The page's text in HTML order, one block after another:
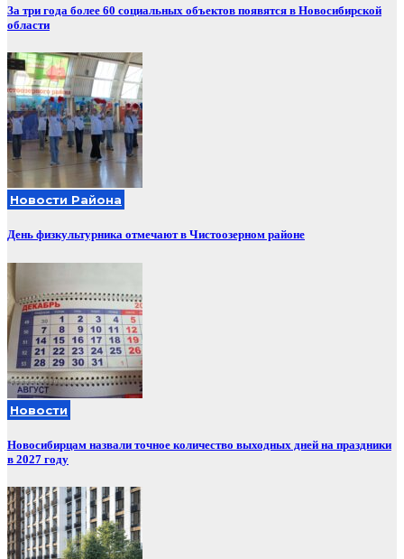
За три года более 60 социальных объектов появятся в Новосибирской
области
Новости Района
День физкультурника отмечают в Чистоозерном районе
Новости
Новосибирцам назвали точное количество выходных дней на праздники
в 2027 году